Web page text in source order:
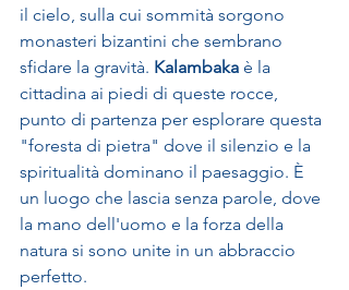
il cielo, sulla cui sommità sorgono
monasteri bizantini che sembrano
sfidare la gravità. Kalambaka è la
cittadina ai piedi di queste rocce,
punto di partenza per esplorare questa
"foresta di pietra" dove il silenzio e la
spiritualità dominano il paesaggio. È
un luogo che lascia senza parole, dove
la mano dell'uomo e la forza della
natura si sono unite in un abbraccio
perfetto.